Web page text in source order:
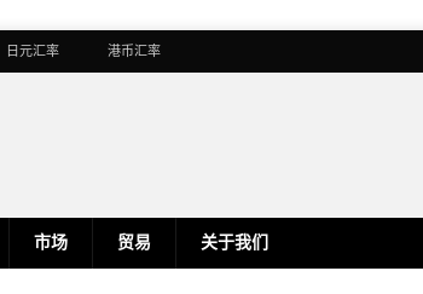
日元汇率 港币汇率
市场 贸易 关于我们